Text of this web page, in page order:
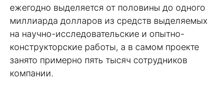
ежегодно выделяется от половины до одного
миллиарда долларов из средств выделяемых
на научно-исследовательские и опытно-
конструкторские работы, а в самом проекте
занято примерно пять тысяч сотрудников
компании.